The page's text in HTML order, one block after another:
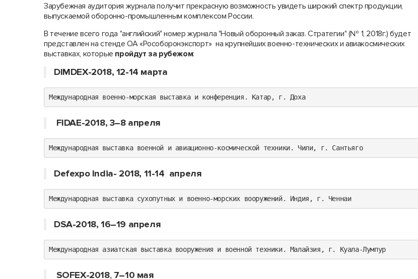
Зарубежная аудитория журнала получит прекрасную возможность увидеть широкий спектр продукции,
выпускаемой оборонно-промышленным комплексом России.
В течение всего года "английский" номер журнала "Новый оборонный заказ. Стратегии" (№ 1, 2018г.) будет
представлен на стенде ОА «Рособоронэкспорт» на крупнейших военно-технических и авиакосмических
выставках, которые пройдут за рубежом:
DIMDEX-2018, 12-14 марта
Международная военно-морская выставка и конференция. Катар, г. Доха
FIDAE-2018, 3–8 апреля
Международная выставка военной и авиационно-космической техники. Чили, г. Сантьяго
Defexpo India- 2018, 11-14 апреля
Международная выставка сухопутных и военно-морских вооружений. Индия, г. Ченнаи
DSA-2018, 16–19 апреля
Международная азиатская выставка вооружения и военной техники. Малайзия, г. Куала-Лумпур
SOFEX-2018, 7–10 мая